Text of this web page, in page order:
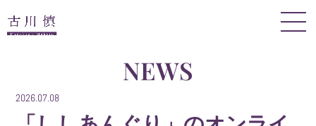
NEWS
2026.07.08